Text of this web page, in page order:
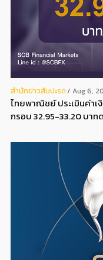
สํานักข่าวสับปะรด Aug 6,
ไทยพาณิชย์ ประเมินค่าเ
กรอบ 32.95-33.20 บาท